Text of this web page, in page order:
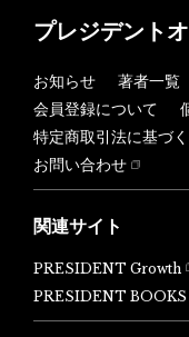
プレジデント
お知らせ 著者一覧
会員登録について
特定商取引法に基づ
お問い合わせ
関連サイト
PRESIDENT Growth
PRESIDENT BOOKS